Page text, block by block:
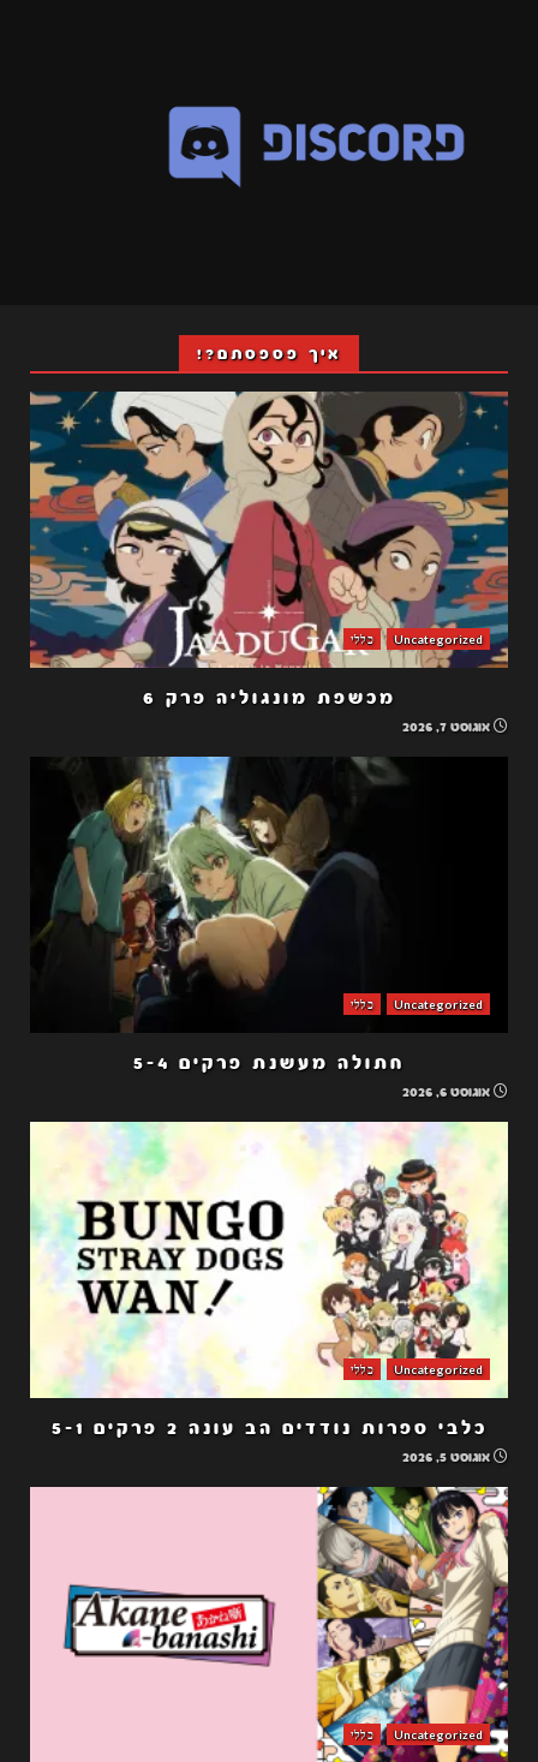
איך פספסתם?!
Uncategorized כללי
מכשפת מונגוליה פרק 6
אוגוסט 7, 2026
Uncategorized כללי
חתולה מעשנת פרקים 5-4
אוגוסט 6, 2026
Uncategorized כללי
כלבי ספרות נודדים הב עונה 2 פרקים 5-1
אוגוסט 5, 2026
Uncategorized כללי